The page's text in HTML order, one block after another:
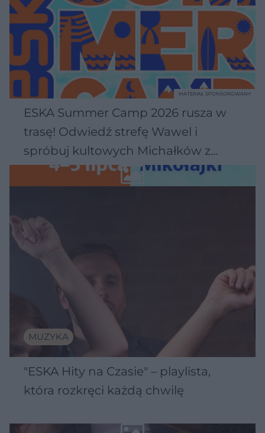
ESKA Summer Camp 2026 rusza w
trasę! Odwiedź strefę Wawel i
spróbuj kultowych Michałków z
Wawelu
MATERIAŁ SPONSOROWANY
MUZYKA
"ESKA Hity na Czasie" – playlista,
która rozkręci każdą chwilę